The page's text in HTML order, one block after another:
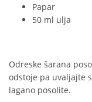
Papar
50 ml ulja
Odreske šarana
odstoje pa uvaljajte
lagano posolite.